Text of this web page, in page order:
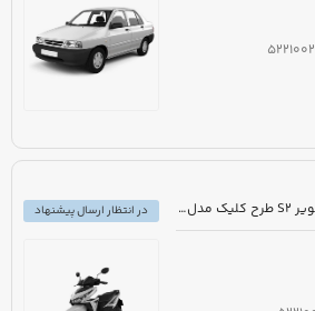
مزایده دولتی موتورسیکلت کویر S2 طرح کلیک مدل 1401 رنگ مشکی
در انتظار ارسال پیشنهاد